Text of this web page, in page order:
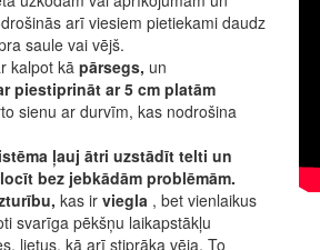
arī viesiem pietiekami daudz
saule vai vējš.
kalpot kā pārsegs, un
piestiprināt ar 5 cm platām
sienu ar durvīm, kas nodrošina
ļauj ātri uzstādīt telti un
bez jebkādām problēmām.
kas ir viegla , bet vienlaikus
svarīga pēkšņu laikapstākļu
lietus, kā arī stiprāka vēja. To